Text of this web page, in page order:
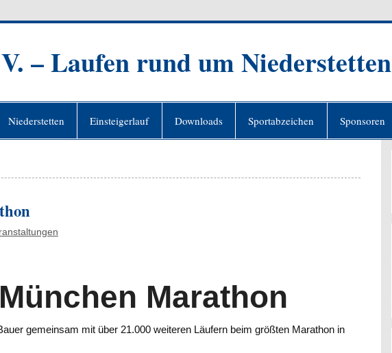
– Laufen rund um Niederstetten
Niederstetten Einsteigerlauf Downloads Sportabzeichen Sponsoren
Marathon
gemeinsam mit über 21.000 weiteren Läufern beim größten Marathon in